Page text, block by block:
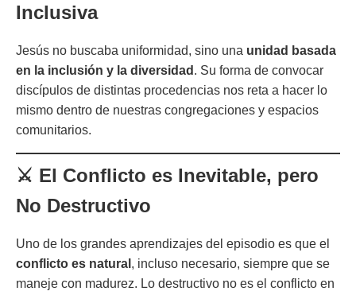
Inclusiva
Jesús no buscaba uniformidad, sino una unidad basada
en la inclusión y la diversidad . Su forma de convocar
discípulos de distintas procedencias nos reta a hacer lo
mismo dentro de nuestras congregaciones y espacios
comunitarios.
⚔️ El Conflicto es Inevitable, pero
No Destructivo
Uno de los grandes aprendizajes del episodio es que el
conflicto es natural , incluso necesario, siempre que se
maneje con madurez. Lo destructivo no es el conflicto en